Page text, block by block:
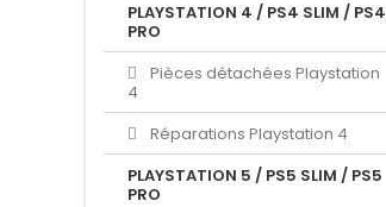
PLAYSTATION 4 / PS4 SLIM / PS4
PRO
Pièces détachées Playstation
4
Réparations Playstation 4
PLAYSTATION 5 / PS5 SLIM / PS5
PRO